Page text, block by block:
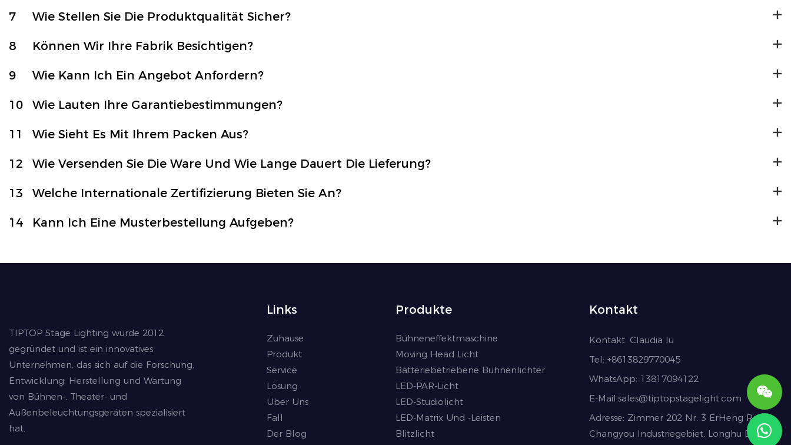
7 Wie Stellen Sie Die Produktqualität Sicher?
8 Können Wir Ihre Fabrik Besichtigen?
9 Wie Kann Ich Ein Angebot Anfordern?
10 Wie Lauten Ihre Garantiebestimmungen?
11 Wie Sieht Es Mit Ihrem Packen Aus?
12 Wie Versenden Sie Die Ware Und Wie Lange Dauert Die Lieferung?
13 Welche Internationale Zertifizierung Bieten Sie An?
14 Kann Ich Eine Musterbestellung Aufgeben?
TIPTOP Stage Lighting wurde 2012
gegründet und ist ein innovatives
Unternehmen, das sich auf die Forschung,
Entwicklung, Herstellung und Wartung
von Bühnen-, Theater- und
Außenbeleuchtungsgeräten spezialisiert
hat.
Links
Zuhause
Produkt
Service
Lösung
Über Uns
Fall
Der Blog
Produkte
Bühneneffektmaschine
Moving Head Licht
Batteriebetriebene Bühnenlichter
LED-PAR-Licht
LED-Studiolicht
LED-Matrix Und -Leisten
Blitzlicht
Kontakt
Kontakt: Claudia lu
Tel: +8613829770045
WhatsApp: 13817094122
E-Mail:sales@tiptopstagelight.com
Adresse: Zimmer 202 Nr. 3 ErHeng Road
Changyou Industriegebiet, Longhu Dorf,